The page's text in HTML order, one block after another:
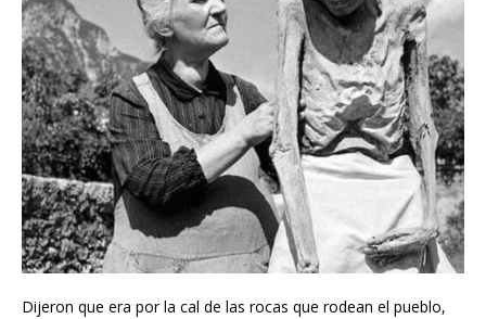
Dijeron que era por la cal de las rocas que rodean el pueblo,